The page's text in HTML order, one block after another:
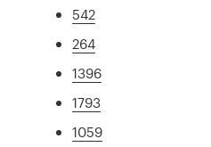
542
264
1396
1793
1059